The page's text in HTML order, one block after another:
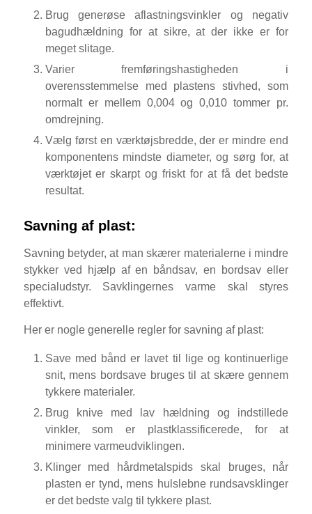
Brug generøse aflastningsvinkler og negativ
bagudhældning for at sikre, at der ikke er for
meget slitage.
Varier fremføringshastigheden i
overensstemmelse med plastens stivhed, som
normalt er mellem 0,004 og 0,010 tommer pr.
omdrejning.
Vælg først en værktøjsbredde, der er mindre end
komponentens mindste diameter, og sørg for, at
værktøjet er skarpt og friskt for at få det bedste
resultat.
Savning af plast:
Savning betyder, at man skærer materialerne i mindre
stykker ved hjælp af en båndsav, en bordsav eller
specialudstyr. Savklingernes varme skal styres
effektivt.
Her er nogle generelle regler for savning af plast:
Save med bånd er lavet til lige og kontinuerlige
snit, mens bordsave bruges til at skære gennem
tykkere materialer.
Brug knive med lav hældning og indstillede
vinkler, som er plastklassificerede, for at
minimere varmeudviklingen.
Klinger med hårdmetalspids skal bruges, når
plasten er tynd, mens hulslebne rundsavsklinger
er det bedste valg til tykkere plast.